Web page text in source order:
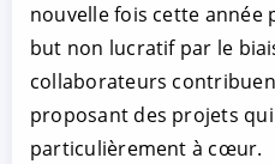
nouvelle fois cette année
but non lucratif par le
collaborateurs
proposant des projets
particulièrement à cœur.